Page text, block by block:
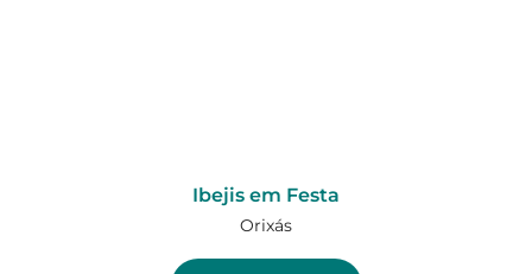
Ibejis em Festa
Orixás